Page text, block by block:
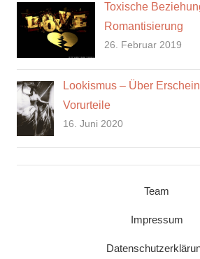
Toxische
Romantisierung
26. Februar 2019
Lookismus – Über
Vorurteile
16. Juni 2020
Team
Impressum